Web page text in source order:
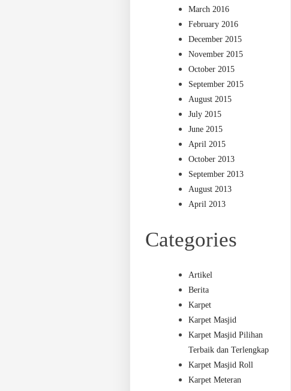
March 2016
February 2016
December 2015
November 2015
October 2015
September 2015
August 2015
July 2015
June 2015
April 2015
October 2013
September 2013
August 2013
April 2013
Categories
Artikel
Berita
Karpet
Karpet Masjid
Karpet Masjid Pilihan
Terbaik dan Terlengkap
Karpet Masjid Roll
Karpet Meteran